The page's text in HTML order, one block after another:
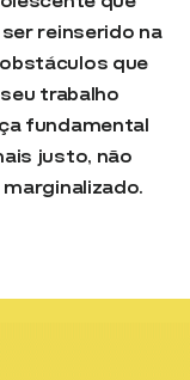
reinserido na
que
trabalho
fundamental
justo, não